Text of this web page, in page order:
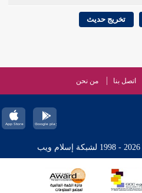
تخريج حديث
اتصل بنا من نحن